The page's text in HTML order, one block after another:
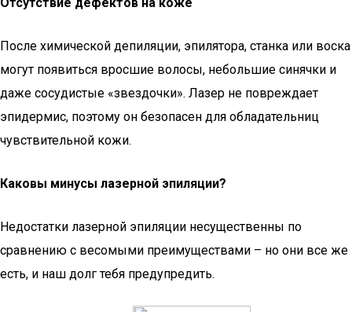
После химической депиляции, эпилятора, станка или воска
могут появиться вросшие волосы, небольшие синячки и
даже сосудистые «звездочки». Лазер не повреждает
эпидермис, поэтому он безопасен для обладательниц
чувствительной кожи.
Каковы минусы лазерной эпиляции?
Недостатки лазерной эпиляции несущественны по
сравнению с весомыми преимуществами – но они все же
есть, и наш долг тебя предупредить.